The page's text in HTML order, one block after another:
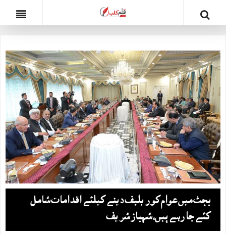
بجٹ میں عوام کو ریلیف دینے کیلئے اقدامات شامل
کئے جا رہے ہیں، شہباز شریف